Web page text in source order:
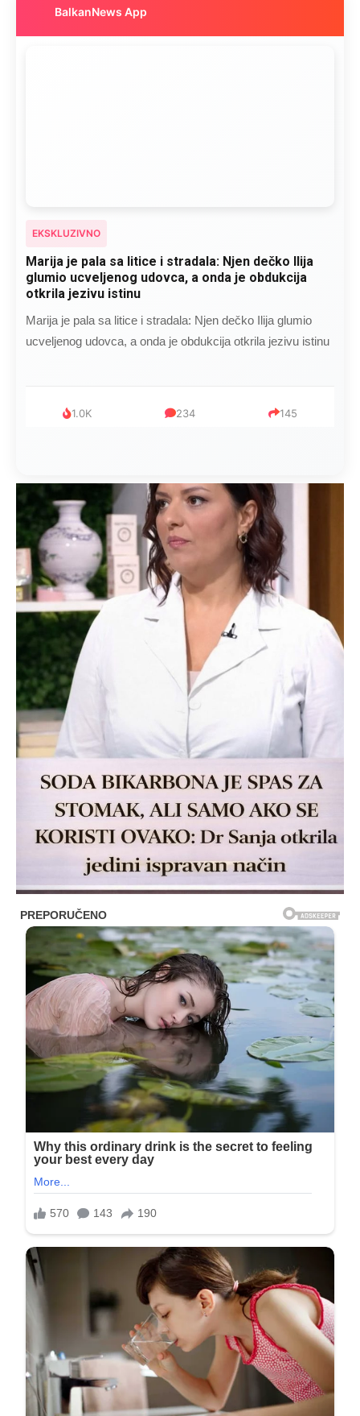
BalkanNews App
EKSKLUZIVNO
Marija je pala sa litice i stradala: Njen dečko Ilija
glumio ucveljenog udovca, a onda je obdukcija
otkrila jezivu istinu
Marija je pala sa litice i stradala: Njen dečko Ilija glumio
ucveljenog udovca, a onda je obdukcija otkrila jezivu istinu
1.0K 234 145